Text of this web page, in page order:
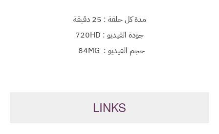
مدة كل حلقة : 25 دقيقة
جودة الفيديو : 720HD
حجم الفيديو : 84MG
LINKS